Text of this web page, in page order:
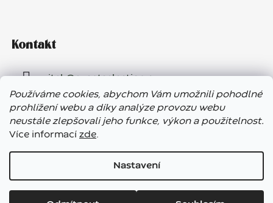
Používáme cookies, abychom Vám umožnili pohodlné
prohlížení webu a díky analýze provozu webu
neustále zlepšovali jeho funkce, výkon a použitelnost.
Více informací zde.
Nastavení
Vážení zákazníci, ve dnech 7. – 13. 8. bude náš showroom
Kontakt
vitek@eventselection.cz
+420 602 410 657
Vytvořil Shoptet